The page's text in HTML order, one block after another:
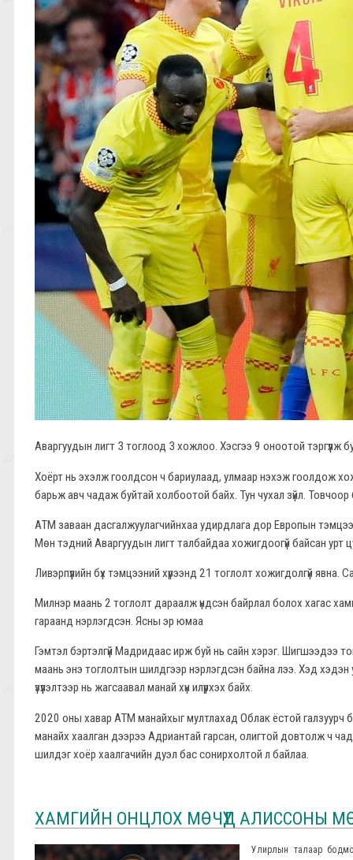
Аваргуудын лигт 3 тоглоод 3 хожлоо. Хэсгээ 9 оноотой
Хоёрт нь эхэлж гоолдсон ч бариулаад, улмаар нэхэж гоолдож
барьж авч чадаж буйтай холбоотой байх. Тун чухал зүйл. Товчоор
АТМ заваан дасгалжуулагчийнхаа удирдлага дор Европын
Мөн тэдний Аваргуудын лигт талбайдаа хожигдоогүй байсан урт
Ливэрпүүлийн бүх тэмцээний хүрээнд 21 тоглолт хожигдолгүй
Милнэр маань 2 тоглолт дараалж үндсэн байрлал болох хагас
гараанд нэрлэгдсэн. Ясны эр юмаа
Гэмтэл бэртэлгүй Мадридаас ирж буй нь сайн хэрэг. Шигшээдээ
маань энэ тоглолтын шилдгээр нэрлэгдсэн байна лээ. Хэд
үзүүлэлтээр нь жагсаавал манай хүн илүүрхэх байх.
2020 оны хавар АТМ манайхыг мултлахад Облак ёстой галзуурч
манайх хаалган дээрээ Адриантай гарсан, олигтой довтолж ч
шилдэг хоёр хаалгачийн дуэл бас сонирхолтой л байлаа.
ХАМГИЙН ОНЦЛОХ МӨЧҮҮД АЛИССОНЫ
Улирлын талаар